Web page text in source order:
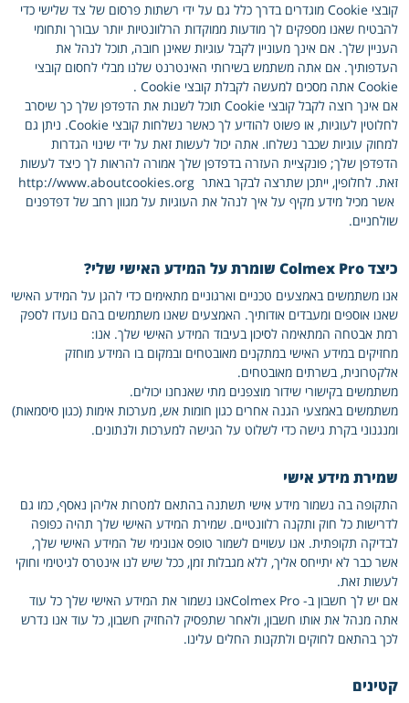
קובצי Cookie מוגדרים בדרך כלל גם על ידי רשתות פרסום של צד שלישי כדי
להבטיח שאנו מספקים לך מודעות ממוקדות הרלוונטיות יותר עבורך ותחומי
העניין שלך. אם אינך מעוניין לקבל עוגיות שאינן חובה, תוכל לנהל את
העדפותיך. אם אתה משתמש בשירותי האינטרנט שלנו מבלי לחסום קובצי
Cookie אתה מסכים למעשה לקבלת קובצי Cookie .
אם אינך רוצה לקבל קובצי Cookie תוכל לשנות את הדפדפן שלך כך שיסרב
לחלוטין לעוגיות, או פשוט להודיע ​​לך כאשר נשלחות קובצי Cookie. ניתן גם
למחוק עוגיות שכבר נשלחו. אתה יכול לעשות זאת על ידי שינוי הגדרות
הדפדפן שלך; פונקציית העזרה בדפדפן שלך אמורה להראות לך כיצד לעשות
זאת. לחלופין, ייתכן שתרצה לבקר באתר http://www.aboutcookies.org
אשר מכיל מידע מקיף על איך לנהל את העוגיות על מגוון רחב של דפדפנים
שולחניים.
כיצד Colmex Pro שומרת על המידע האישי שלי?
אנו משתמשים באמצעים טכניים וארגוניים מתאימים כדי להגן על המידע האישי
שאנו אוספים ומעבדים אודותיך. האמצעים שאנו משתמשים בהם נועדו לספק
רמת אבטחה המתאימה לסיכון בעיבוד המידע האישי שלך. אנו:
מחזיקים במידע האישי במתקנים מאובטחים ובמקום בו המידע מוחזק
אלקטרונית, בשרתים מאובטחים.
משתמשים בקישורי שידור מוצפנים מתי שאנחנו יכולים.
משתמשים באמצעי הגנה אחרים כגון חומות אש, מערכות אימות (כגון סיסמאות)
ומנגנוני בקרת גישה כדי לשלוט על הגישה למערכות ולנתונים.
שמירת מידע אישי
התקופה בה נשמור מידע אישי תשתנה בהתאם למטרות אליהן נאסף, כמו גם
לדרישות כל חוק ותקנה רלוונטיים. שמירת המידע האישי שלך תהיה כפופה
לבדיקה תקופתית. אנו עשויים לשמור טופס אנונימי של המידע האישי שלך,
אשר כבר לא יתייחס אליך, ללא מגבלות זמן, ככל שיש לנו אינטרס לגיטימי וחוקי
לעשות זאת.
אם יש לך חשבון ב- Colmex Proאנו נשמור את המידע האישי שלך כל עוד
אתה מנהל את אותו חשבון, ולאחר שתפסיק להחזיק חשבון, כל עוד אנו נדרש
לכך בהתאם לחוקים ולתקנות החלים עלינו.
קטינים